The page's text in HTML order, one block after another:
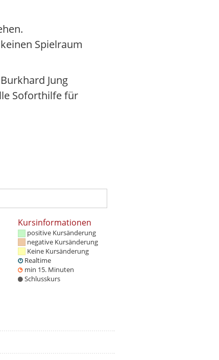
Spielraum
Jung
Soforthilfe für
Kursinformationen
positive Kursänderung
negative Kursänderung
Keine Kursänderung
Realtime
min 15. Minuten
Schlusskurs